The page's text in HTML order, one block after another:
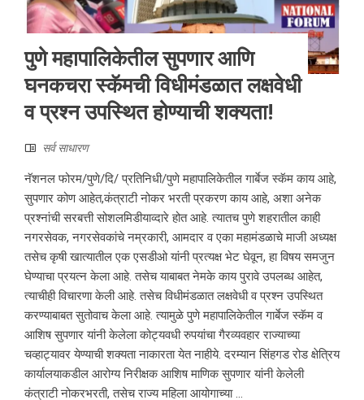
पुणे महापालिकेतील सुपणार आणि
घनकचरा स्कॅमची विधीमंडळात लक्षवेधी
व प्रश्न उपस्थित होण्याची शक्यता!
सर्व साधारण
नॅशनल फोरम/पुणे/दि/ प्रतिनिधी/पुणे महापालिकेतील गार्बेज स्कॅम काय आहे,
सुपणार कोण आहेत,कंत्राटी नोकर भरती प्रकरण काय आहे, अशा अनेक
प्रश्नांची सरबत्ती सोशलमिडीयाव्दारे होत आहे. त्यातच पुणे शहरातील काही
नगरसेवक, नगरसेवकांचे नम्रकारी, आमदार व एका महामंडळाचे माजी अध्यक्ष
तसेच कृषी खात्यातील एक एसडीओ यांनी प्रत्यक्ष भेट घेवून, हा विषय समजुन
घेण्याचा प्रयत्न केला आहे. तसेच याबाबत नेमके काय पुरावे उपलब्ध आहेत,
त्याचीही विचारणा केली आहे. तसेच विधीमंडळात लक्षवेधी व प्रश्न उपस्थित
करण्याबाबत सुतोवाच केला आहे. त्यामुळे पुणे महापालिकेतील गार्बेज स्कॅम व
आशिष सुपणार यांनी केलेला कोट्यवधी रुपयांचा गैरव्यवहार राज्याच्या
चव्हाट्यावर येण्याची शक्यता नाकारता येत नाहीये. दरम्यान सिंहगड रोड क्षेत्रिय
कार्यालयाकडील आरोग्य निरीक्षक आशिष माणिक सुपणार यांनी केलेली
कंत्राटी नोकरभरती, तसेच राज्य महिला आयोगाच्या ...